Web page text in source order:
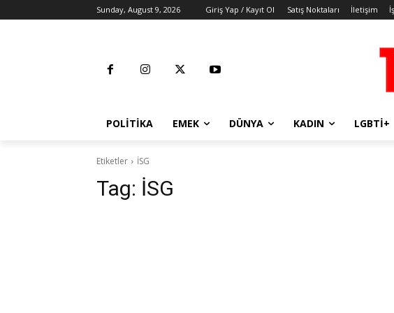
Sunday, August 9, 2026 Giriş Yap / Kayıt Ol Satış Noktaları İletişim
POLITIKA EMEK DÜNYA KADIN LGBTİ+
Etiketler İSG
Tag: İSG